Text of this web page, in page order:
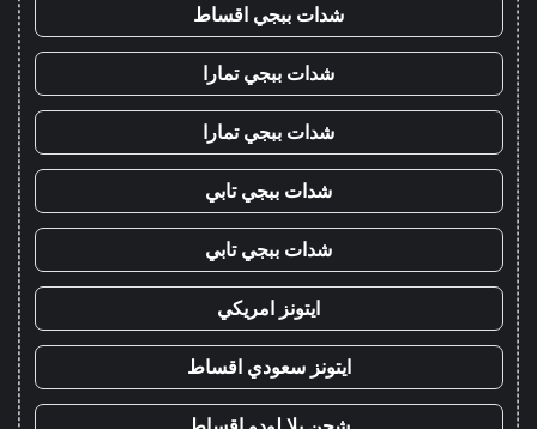
شدات ببجي اقساط
شدات ببجي تمارا
شدات ببجي تمارا
شدات ببجي تابي
شدات ببجي تابي
ايتونز امريكي
ايتونز سعودي اقساط